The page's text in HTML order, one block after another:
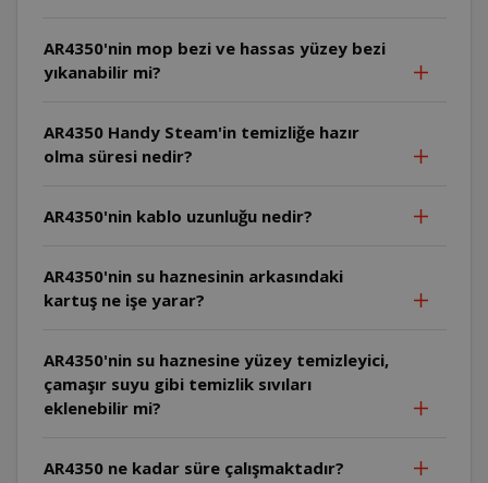
AR4350'nin mop bezi ve hassas yüzey bezi
yıkanabilir mi?
AR4350 Handy Steam'in temizliğe hazır
olma süresi nedir?
AR4350'nin kablo uzunluğu nedir?
AR4350'nin su haznesinin arkasındaki
kartuş ne işe yarar?
AR4350'nin su haznesine yüzey temizleyici,
çamaşır suyu gibi temizlik sıvıları
eklenebilir mi?
AR4350 ne kadar süre çalışmaktadır?